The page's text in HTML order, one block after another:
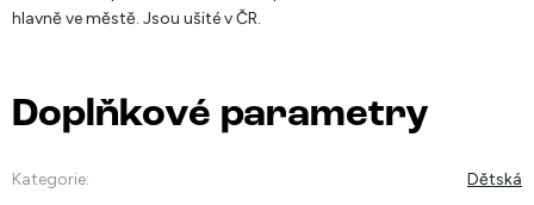
hlavně ve městě. Jsou ušité v ČR.
Doplňkové parametry
Kategorie: Dětská